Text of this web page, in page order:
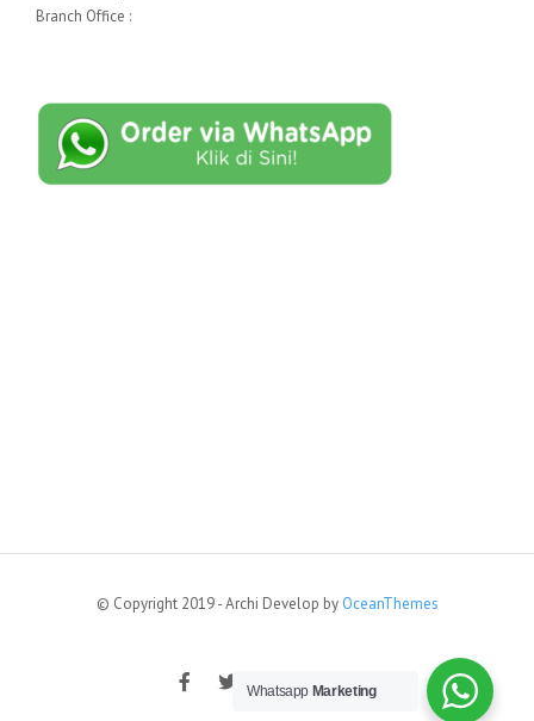
Branch Office :
© Copyright 2019 - Archi Develop by OceanThemes
Whatsapp Marketing